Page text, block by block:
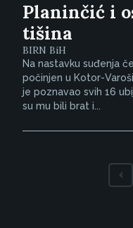
Planinčić i
tišina
BIRN BiH
Na nastavku suđenja
počinjen u Kotor-
je poznavao svih 16
su mu bili brat i...